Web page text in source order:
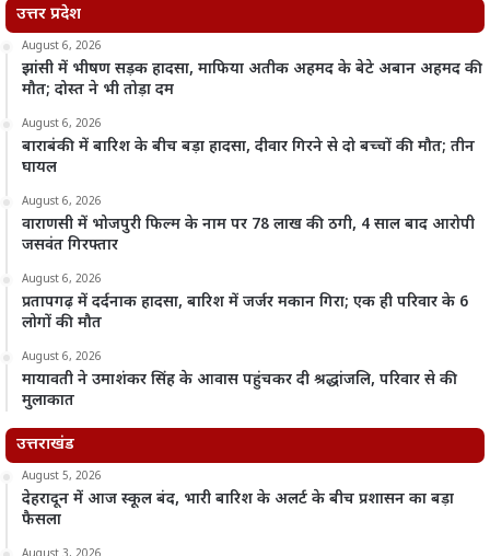
उत्तर प्रदेश
August 6, 2026
झांसी में भीषण सड़क हादसा, माफिया अतीक अहमद के बेटे अबान अहमद की
मौत; दोस्त ने भी तोड़ा दम
August 6, 2026
बाराबंकी में बारिश के बीच बड़ा हादसा, दीवार गिरने से दो बच्चों की मौत; तीन
घायल
August 6, 2026
वाराणसी में भोजपुरी फिल्म के नाम पर 78 लाख की ठगी, 4 साल बाद आरोपी
जसवंत गिरफ्तार
August 6, 2026
प्रतापगढ़ में दर्दनाक हादसा, बारिश में जर्जर मकान गिरा; एक ही परिवार के 6
लोगों की मौत
August 6, 2026
मायावती ने उमाशंकर सिंह के आवास पहुंचकर दी श्रद्धांजलि, परिवार से की
मुलाकात
उत्तराखंड
August 5, 2026
देहरादून में आज स्कूल बंद, भारी बारिश के अलर्ट के बीच प्रशासन का बड़ा
फैसला